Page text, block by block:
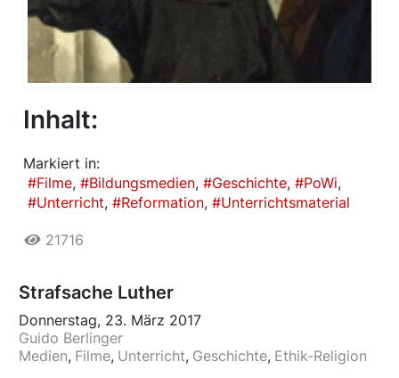
Inhalt:
Markiert in:
Filme
Bildungsmedien Geschichte
PoWi
Unterricht
Reformation Unterrichtsmaterial
21716
Strafsache Luther
Donnerstag, 23. März 2017
Guido Berlinger
Medien Filme Unterricht Geschichte Ethik-Religion